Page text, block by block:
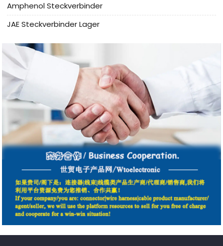
Amphenol Steckverbinder
JAE Steckverbinder Lager